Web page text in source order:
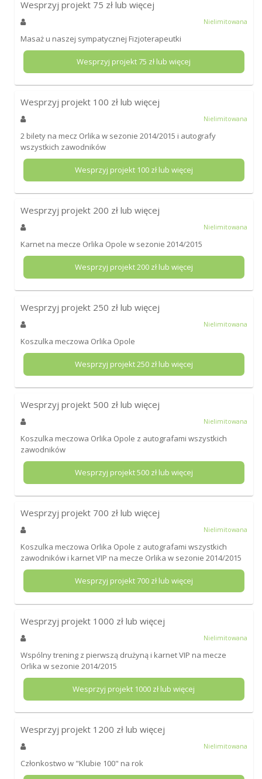
Wesprzyj projekt 75 zł lub więcej
Nielimitowana
Masaż u naszej sympatycznej Fizjoterapeutki
Wesprzyj projekt75 zł lub więcej
Wesprzyj projekt 100 zł lub więcej
Nielimitowana
2 bilety na mecz Orlika w sezonie 2014/2015 i autografy
wszystkich zawodników
Wesprzyj projekt 100zł lub więcej
Wesprzyj projekt 200 zł lub więcej
Nielimitowana
Karnet na mecze Orlika Opole w sezonie 2014/2015
Wesprzyj projekt200zł lub więcej
Wesprzyj projekt 250 zł lub więcej
Nielimitowana
Koszulka meczowa Orlika Opole
Wesprzyj projekt250zł lub więcej
Wesprzyj projekt 500 zł lub więcej
Nielimitowana
Koszulka meczowa Orlika Opole z autografami wszystkich
zawodników
Wesprzyj projekt500zł lub więcej
Wesprzyj projekt 700 zł lub więcej
Nielimitowana
Koszulka meczowa Orlika Opole z autografami wszystkich
zawodników i karnet VIP na mecze Orlika w sezonie 2014/2015
Wesprzyj projekt700zł lub więcej
Wesprzyj projekt 1000 zł lub więcej
Nielimitowana
Wspólny trening z pierwszą drużyną i karnet VIP na mecze
Orlika w sezonie 2014/2015
Wesprzyj projekt 1000 zł lub więcej
Wesprzyj projekt 1200 zł lub więcej
Nielimitowana
Członkostwo w "Klubie 100" na rok